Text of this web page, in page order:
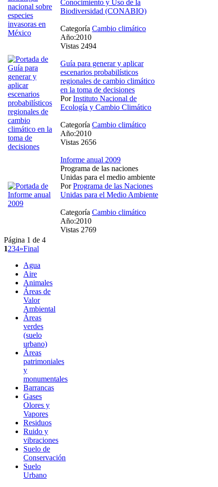
Conocimiento y Uso de la
Biodiversidad (CONABIO)
Categoría Cambio climático
Año:2010
Vistas 2494
Guía para generar y aplicar
escenarios probabilísticos
regionales de cambio climático
en la toma de decisiones
PorInstituto Nacional de
Ecología y Cambio Climático
Categoría Cambio climático
Año:2010
Vistas 2656
Informe anual 2009
Programa de las naciones
Unidas para el medio ambiente
PorPrograma de las Naciones
Unidas para el Medio Ambiente
Categoría Cambio climático
Año:2010
Vistas 2769
Página 1 de 4
1234»Final
Agua
Aire
Animales
Áreas de
Valor
Ambiental
Áreas
verdes
(suelo
urbano)
Áreas
patrimoniales
y
monumentales
Barrancas
Gases
Olores y
Vapores
Residuos
Ruido y
vibraciones
Suelo de
Conservación
Suelo
Urbano